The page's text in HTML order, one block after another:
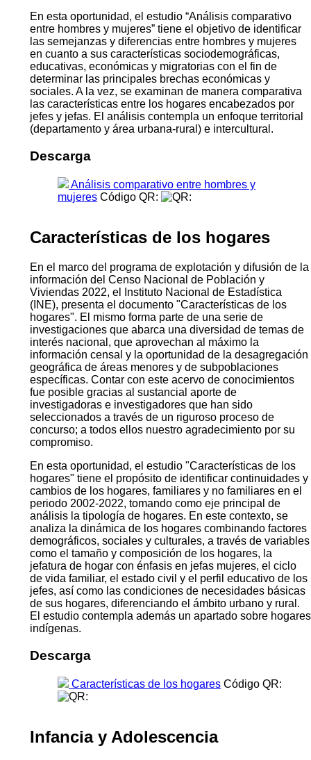
En esta oportunidad, el estudio “Análisis comparativo
entre hombres y mujeres” tiene el objetivo de identificar
las semejanzas y diferencias entre hombres y mujeres
en cuanto a sus características sociodemográficas,
educativas, económicas y migratorias con el fin de
determinar las principales brechas económicas y
sociales. A la vez, se examinan de manera comparativa
las características entre los hogares encabezados por
jefes y jefas. El análisis contempla un enfoque territorial
(departamento y área urbana-rural) e intercultural.
Descarga
Análisis comparativo entre hombres y
mujeres Código QR:
Características de los hogares
En el marco del programa de explotación y difusión de la
información del Censo Nacional de Población y
Viviendas 2022, el Instituto Nacional de Estadística
(INE), presenta el documento "Características de los
hogares". El mismo forma parte de una serie de
investigaciones que abarca una diversidad de temas de
interés nacional, que aprovechan al máximo la
información censal y la oportunidad de la desagregación
geográfica de áreas menores y de subpoblaciones
específicas. Contar con este acervo de conocimientos
fue posible gracias al sustancial aporte de
investigadoras e investigadores que han sido
seleccionados a través de un riguroso proceso de
concurso; a todos ellos nuestro agradecimiento por su
compromiso.
En esta oportunidad, el estudio "Características de los
hogares" tiene el propósito de identificar continuidades y
cambios de los hogares, familiares y no familiares en el
periodo 2002-2022, tomando como eje principal de
análisis la tipología de hogares. En este contexto, se
analiza la dinámica de los hogares combinando factores
demográficos, sociales y culturales, a través de variables
como el tamaño y composición de los hogares, la
jefatura de hogar con énfasis en jefas mujeres, el ciclo
de vida familiar, el estado civil y el perfil educativo de los
jefes, así como las condiciones de necesidades básicas
de sus hogares, diferenciando el ámbito urbano y rural.
El estudio contempla además un apartado sobre hogares
indígenas.
Descarga
Características de los hogares Código QR:
Infancia y Adolescencia